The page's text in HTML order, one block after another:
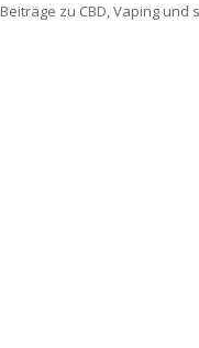
zu CBD, Vaping